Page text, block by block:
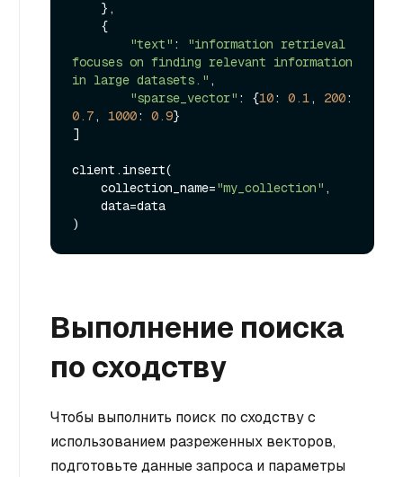
"text" :
"information retrieval
focuses on finding relevant information
in large datasets." ,
"sparse_vector" : {10: 0.1, 200
0.7, 1000: 0.9}
]
client.insert(
    collection_name=
"my_collection" ,
Выполнение поиска
по сходству
Чтобы выполнить поиск по сходству с
использованием разреженных векторов,
подготовьте данные запроса и параметры